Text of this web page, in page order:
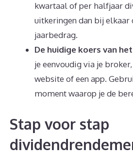
kwartaal of per halfjaar
uitkeringen dan bij elkaar
jaarbedrag.
De huidige koers van
je eenvoudig via je
website of een app.
moment waarop je de
Stap voor stap